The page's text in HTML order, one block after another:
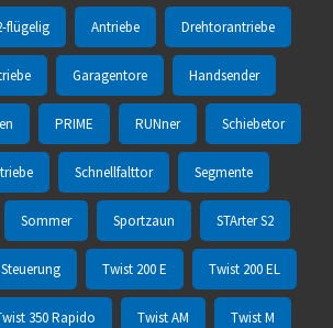
flügelig Antriebe Drehtorantriebe
Garagentore Handsender
PRIME RUNner Schiebetor
Schnellfalttor Segmente
Sommer Sportzaun STArter S2
Steuerung Twist 200 E Twist 200 EL
350 Rapido Twist AM Twist M